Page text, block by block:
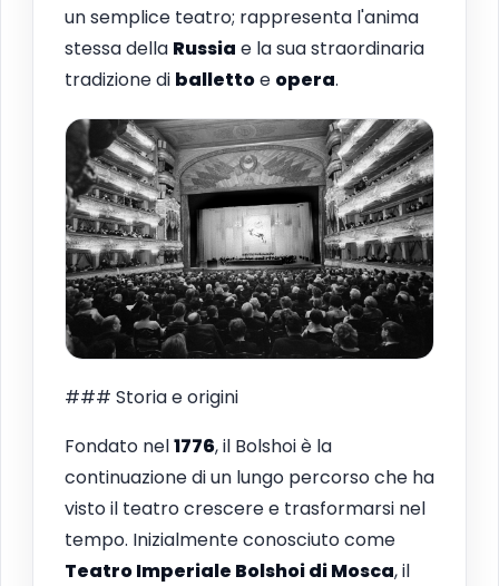
un semplice teatro; rappresenta l'anima
stessa della Russia e la sua straordinaria
tradizione di ballettoe opera.
### Storia e origini
Fondato nel1776, il Bolshoi è la
continuazione di un lungo percorso che ha
visto il teatro crescere e trasformarsi nel
tempo. Inizialmente conosciuto come
Teatro Imperiale Bolshoi di Mosca, il